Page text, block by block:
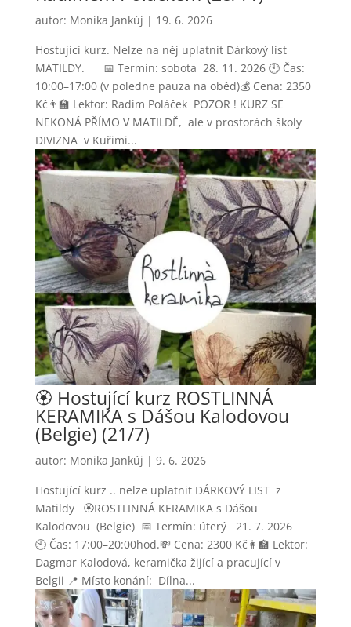
autor: Monika Jankúj | 19. 6. 2026
Hostující kurz. Nelze na něj uplatnit Dárkový list
MATILDY. 📅 Termín: sobota 28. 11. 2026 🕙 Čas:
10:00–17:00 (v poledne pauza na oběd)💰 Cena: 2350
Kč👨‍🏫 Lektor: Radim Poláček POZOR ! KURZ SE
NEKONÁ PŘÍMO V MATILDĚ, ale v prostorách školy
DIVIZNA v Kuřimi...
🏵️ Hostující kurz ROSTLINNÁ
KERAMIKA s Dášou Kalodovou
(Belgie) (21/7)
autor: Monika Jankúj | 9. 6. 2026
Hostující kurz .. nelze uplatnit DÁRKOVÝ LIST z
Matildy 🏵️ROSTLINNÁ KERAMIKA s Dášou
Kalodovou (Belgie) 📅 Termín: úterý 21. 7. 2026
🕙 Čas: 17:00–20:00hod.💸 Cena: 2300 Kč👩‍🏫 Lektor:
Dagmar Kalodová, keramička žijící a pracující v
Belgii 📍 Místo konání: Dílna...